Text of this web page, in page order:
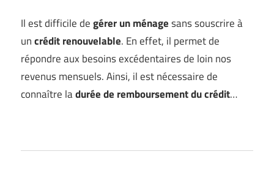
Il est difficile degérer un ménagesans souscrire à
uncrédit renouvelable. En effet, il permet de
répondre aux besoins excédentaires de loin nos
revenus mensuels. Ainsi, il est nécessaire de
connaître ladurée de remboursement du crédit…